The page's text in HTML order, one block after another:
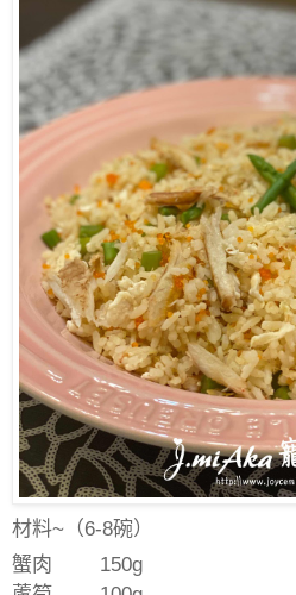
材料~（6-8碗）
蟹肉 150g